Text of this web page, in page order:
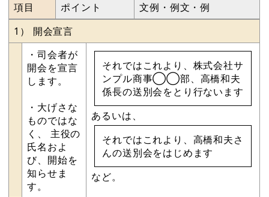
項目
ポイント
文例・例文・例
1） 開会宣言
・司会者が
開会を宣言
します。
・大げさな
ものではな
く、 主役の
氏名およ
び、開始を
知らせま
す。
それではこれより、株式会社サ
ンプル商事◯◯部、高橋和夫
係長の送別会をとり行ないます
あるいは、
それではこれより、高橋和夫さ
んの送別会をはじめます
など。